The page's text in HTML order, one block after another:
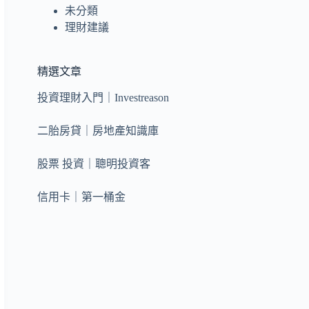
未分類
理財建議
精選文章
投資理財入門｜Investreason
二胎房貸｜房地產知識庫
股票 投資｜聰明投資客
信用卡｜第一桶金